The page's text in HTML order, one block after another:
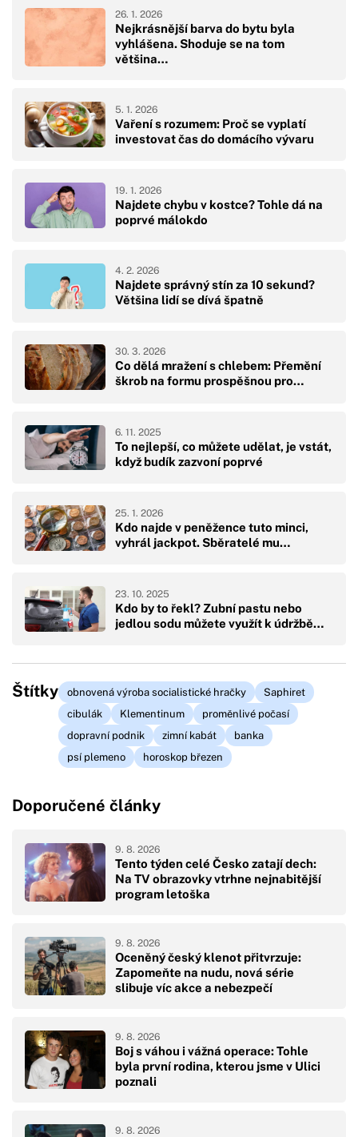
Nejkrásnější barva do bytu byla
vyhlášena. Shoduje se na tom
většina…
26. 1. 2026
Vaření s rozumem: Proč se vyplatí
investovat čas do domácího vývaru
5. 1. 2026
Najdete chybu v kostce? Tohle dá na
poprvé málokdo
19. 1. 2026
Najdete správný stín za 10 sekund?
Většina lidí se dívá špatně
4. 2. 2026
Co dělá mražení s chlebem: Přemění
škrob na formu prospěšnou pro…
30. 3. 2026
To nejlepší, co můžete udělat, je vstát,
když budík zazvoní poprvé
6. 11. 2025
Kdo najde v peněžence tuto minci,
vyhrál jackpot. Sběratelé mu…
25. 1. 2026
Kdo by to řekl? Zubní pastu nebo
jedlou sodu můžete využít k údržbě…
23. 10. 2025
Štítky obnovená výroba socialistické hračky
Saphiret
cibulák
Klementinum
proměnlivé počasí
dopravní podnik
zimní kabát
banka
psí plemeno
horoskop březen
Doporučené články
Tento týden celé Česko zatají dech:
Na TV obrazovky vtrhne nejnabitější
program letoška
9. 8. 2026
Oceněný český klenot přitvrzuje:
Zapomeňte na nudu, nová série
slibuje víc akce a nebezpečí
9. 8. 2026
Boj s váhou i vážná operace: Tohle
byla první rodina, kterou jsme v Ulici
poznali
9. 8. 2026
9. 8. 2026